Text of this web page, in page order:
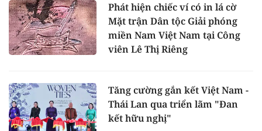
Phát hiện chiếc ví có in lá cờ
Mặt trận Dân tộc Giải phóng
miền Nam Việt Nam tại Công
viên Lê Thị Riêng
Tăng cường gắn kết Việt Nam -
Thái Lan qua triển lãm "Đan
kết hữu nghị"